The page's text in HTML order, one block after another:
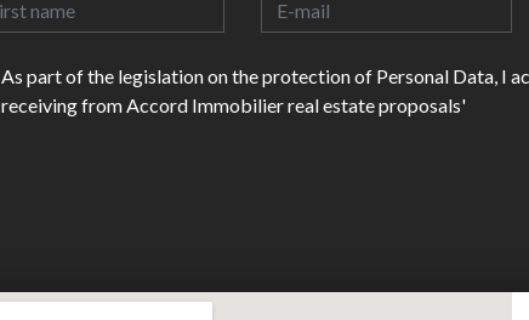
As part of the legislation on the protection of Personal Data, I
receiving from Accord Immobilier real estate proposals'